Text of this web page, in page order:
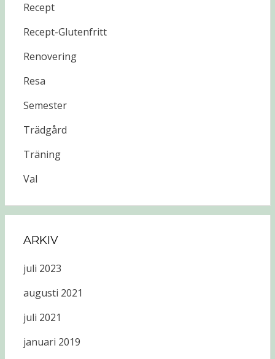
Recept
Recept-Glutenfritt
Renovering
Resa
Semester
Trädgård
Träning
Val
ARKIV
juli 2023
augusti 2021
juli 2021
januari 2019